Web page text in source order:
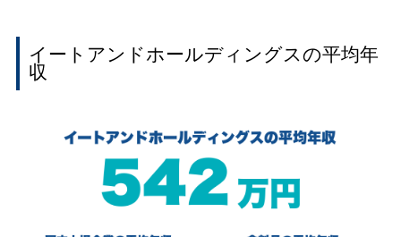
イートアンドホールディングスの平均年
収